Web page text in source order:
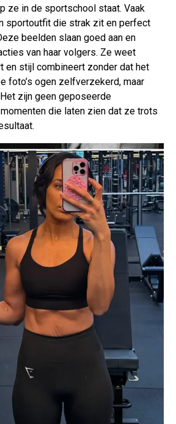
ze in de sportschool staat. Vaak
sportoutfit die strak zit en perfect
beelden slaan goed aan en
van haar volgers. Ze weet
en stijl combineert zonder dat het
foto’s ogen zelfverzekerd, maar
zijn geen geposeerde
die laten zien dat ze trots